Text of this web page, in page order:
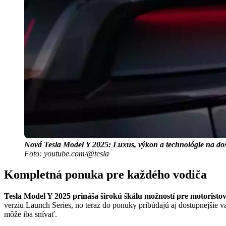
Nová Tesla Model Y 2025: Luxus, výkon a technológie na
Foto: youtube.com/@tesla
Kompletná ponuka pre každého vodiča
Tesla Model Y 2025 prináša širokú škálu možností pre
verziu Launch Series, no teraz do ponuky pribúdajú aj
môže iba snívať.